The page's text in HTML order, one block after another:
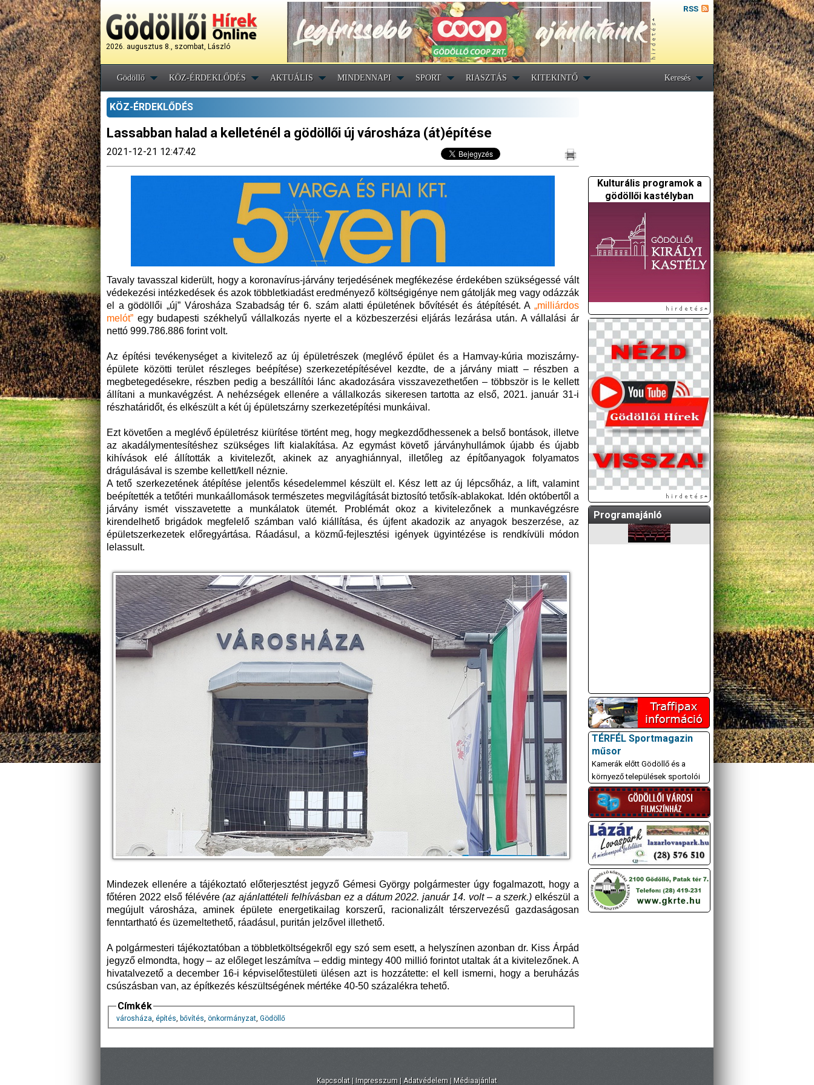
2026. augusztus 8., szombat, László
RSS
Gödöllő KÖZ-ÉRDEKLŐDÉS AKTUÁLIS MINDENNAPI SPORT RIASZTÁS KITEKINTŐ Keresés
KÖZ-ÉRDEKLŐDÉS
Lassabban halad a kelleténél a gödöllői új városháza (át)építése
2021-12-21 12:47:42
Tavaly tavasszal kiderült, hogy a koronavírus-járvány terjedésének megfékezése érdekében szükségessé vált
védekezési intézkedések és azok többletkiadást eredményező költségigénye nem gátolják meg vagy odázzák
el a gödöllői „új” Városháza Szabadság tér 6. szám alatti épületének bővítését és átépítését. A „milliárdos
melót” egy budapesti székhelyű vállalkozás nyerte el a közbeszerzési eljárás lezárása után. A vállalási ár
nettó 999.786.886 forint volt.
Az építési tevékenységet a kivitelező az új épületrészek (meglévő épület és a Hamvay-kúria moziszárny-
épülete közötti terület részleges beépítése) szerkezetépítésével kezdte, de a járvány miatt – részben a
megbetegedésekre, részben pedig a beszállítói lánc akadozására visszavezethetően – többször is le kellett
állítani a munkavégzést. A nehézségek ellenére a vállalkozás sikeresen tartotta az első, 2021. január 31-i
részhatáridőt, és elkészült a két új épületszárny szerkezetépítési munkáival.
Ezt követően a meglévő épületrész kiürítése történt meg, hogy megkezdődhessenek a belső bontások, illetve
az akadálymentesítéshez szükséges lift kialakítása. Az egymást követő járványhullámok újabb és újabb
kihívások elé állították a kivitelezőt, akinek az anyaghiánnyal, illetőleg az építőanyagok folyamatos
drágulásával is szembe kellett/kell néznie.
A tető szerkezetének átépítése jelentős késedelemmel készült el. Kész lett az új lépcsőház, a lift, valamint
beépítették a tetőtéri munkaállomások természetes megvilágítását biztosító tetősík-ablakokat. Idén októbertől a
járvány ismét visszavetette a munkálatok ütemét. Problémát okoz a kivitelezőnek a munkavégzésre
kirendelhető brigádok megfelelő számban való kiállítása, és újfent akadozik az anyagok beszerzése, az
épületszerkezetek előregyártása. Ráadásul, a közmű-fejlesztési igények ügyintézése is rendkívüli módon
lelassult.
Mindezek ellenére a tájékoztató előterjesztést jegyző Gémesi György polgármester úgy fogalmazott, hogy a
főtéren 2022 első félévére(az ajánlattételi felhívásban ez a dátum 2022. január 14. volt – a szerk.)elkészül a
megújult városháza, aminek épülete energetikailag korszerű, racionalizált térszervezésű gazdaságosan
fenntartható és üzemeltethető, ráadásul, puritán jelzővel illethető.
A polgármesteri tájékoztatóban a többletköltségekről egy szó sem esett, a helyszínen azonban dr. Kiss Árpád
jegyző elmondta, hogy – az előleget leszámítva – eddig mintegy 400 millió forintot utaltak át a kivitelezőnek. A
hivatalvezető a december 16-i képviselőtestületi ülésen azt is hozzátette: el kell ismerni, hogy a beruházás
csúszásban van, az építkezés készültségének mértéke 40-50 százalékra tehető.
Címkék
városháza, építés, bővítés, önkormányzat, Gödöllő
Kulturális programok a
gödöllői kastélyban
Programajánló
A GÖDÖLLŐI ÉS
KÖRNYÉKBELI
KULTURÁLIS- ÉS
SPORTPROGRAMOKAT
KÖZÖSSÉGI
OLDALUNKON TESSZÜK
KÖZZÉ!
TÉRFÉL Sportmagazin
műsor
Kamerák előtt Gödöllő és a
környező települések sportolói
Kapcsolat | Impresszum | Adatvédelem | Médiaajánlat